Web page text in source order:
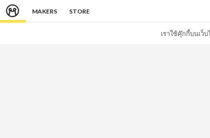
MAKERS STORE
เราใช้คุ๊กกี้บนเว็